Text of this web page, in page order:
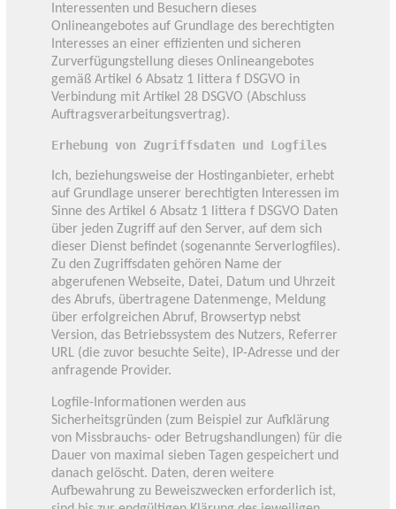
Interessenten und Besuchern dieses
Onlineangebotes auf Grundlage des berechtigten
Interesses an einer effizienten und sicheren
Zurverfügungstellung dieses Onlineangebotes
gemäß Artikel 6 Absatz 1 littera f DSGVO in
Verbindung mit Artikel 28 DSGVO (Abschluss
Auftragsverarbeitungsvertrag).
Erhebung von Zugriffsdaten und Logfiles
Ich, beziehungsweise der Hostinganbieter, erhebt
auf Grundlage unserer berechtigten Interessen im
Sinne des Artikel 6 Absatz 1 littera f DSGVO Daten
über jeden Zugriff auf den Server, auf dem sich
dieser Dienst befindet (sogenannte Serverlogfiles).
Zu den Zugriffsdaten gehören Name der
abgerufenen Webseite, Datei, Datum und Uhrzeit
des Abrufs, übertragene Datenmenge, Meldung
über erfolgreichen Abruf, Browsertyp nebst
Version, das Betriebssystem des Nutzers, Referrer
URL (die zuvor besuchte Seite), IP-Adresse und der
anfragende Provider.
Logfile-Informationen werden aus
Sicherheitsgründen (zum Beispiel zur Aufklärung
von Missbrauchs- oder Betrugshandlungen) für die
Dauer von maximal sieben Tagen gespeichert und
danach gelöscht. Daten, deren weitere
Aufbewahrung zu Beweiszwecken erforderlich ist,